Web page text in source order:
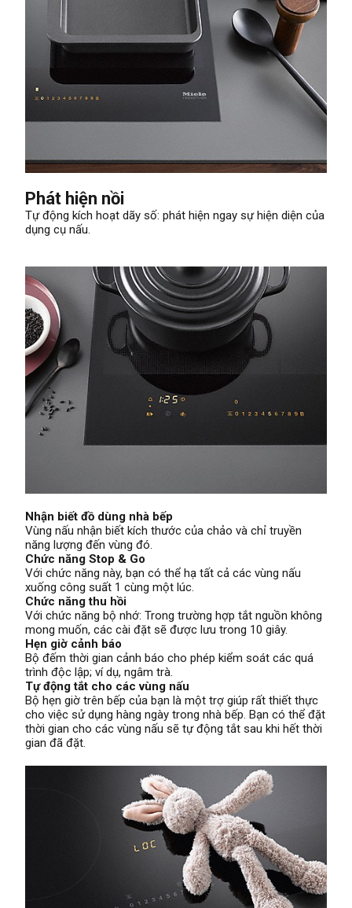
Phát hiện nồi
Tự động kích hoạt dãy số: phát hiện ngay sự hiện diện của
dụng cụ nấu.
Nhận biết đồ dùng nhà bếp
Vùng nấu nhận biết kích thước của chảo và chỉ truyền
năng lượng đến vùng đó.
Chức năng Stop & Go
Với chức năng này, bạn có thể hạ tất cả các vùng nấu
xuống công suất 1 cùng một lúc.
Chức năng thu hồi
Với chức năng bộ nhớ: Trong trường hợp tắt nguồn không
mong muốn, các cài đặt sẽ được lưu trong 10 giây.
Hẹn giờ cảnh báo
Bộ đếm thời gian cảnh báo cho phép kiểm soát các quá
trình độc lập; ví dụ, ngâm trà.
Tự động tắt cho các vùng nấu
Bộ hẹn giờ trên bếp của bạn là một trợ giúp rất thiết thực
cho việc sử dụng hàng ngày trong nhà bếp. Bạn có thể đặt
thời gian cho các vùng nấu sẽ tự động tắt sau khi hết thời
gian đã đặt.